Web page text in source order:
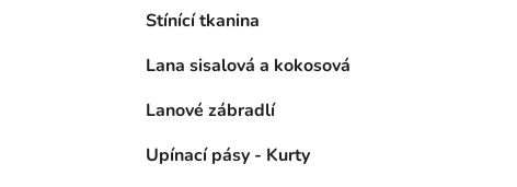
Stínící tkanina
Lana sisalová a kokosová
Lanové zábradlí
Upínací pásy - Kurty